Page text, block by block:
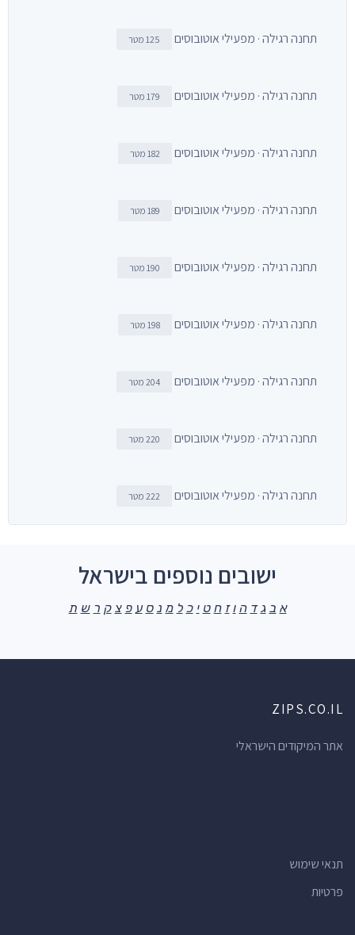
תחנה רגילה · מפעילי אוטובוסים 125 מטר
תחנה רגילה · מפעילי אוטובוסים 179 מטר
תחנה רגילה · מפעילי אוטובוסים 182 מטר
תחנה רגילה · מפעילי אוטובוסים 189 מטר
תחנה רגילה · מפעילי אוטובוסים 190 מטר
תחנה רגילה · מפעילי אוטובוסים 198 מטר
תחנה רגילה · מפעילי אוטובוסים 204 מטר
תחנה רגילה · מפעילי אוטובוסים 220 מטר
תחנה רגילה · מפעילי אוטובוסים 222 מטר
ישובים נוספים בישראל
א ב ג ד ה ו ז ח ט י כ ל מ נ ס ע פ צ ק ר ש ת
ZIPS.CO.IL
אתר המיקודים הישראלי
תנאי שימוש
פרטיות